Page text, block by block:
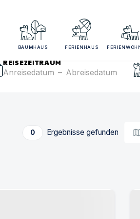
BAUMHAUS FERIENHAUS
angeben für bessere Suchergebnisse
REISEZEITRAUM
Anreisedatum – Abreisedatum
0 Ergebnisse gefunden